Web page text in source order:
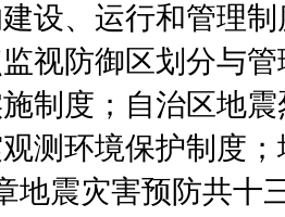
设、运行和管理
视防御区划分与
制度；自治区地
测环境保护制度
地震灾害预防共十